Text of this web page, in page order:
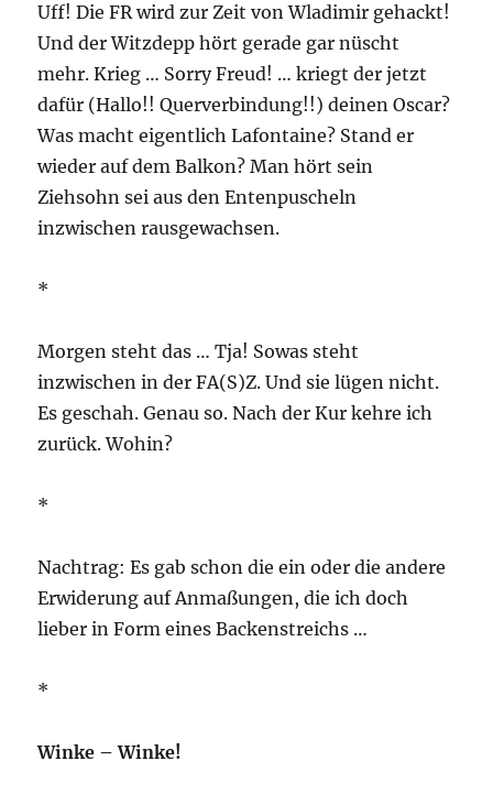
Uff! Die FR wird zur Zeit von Wladimir gehackt!
Und der Witzdepp hört gerade gar nüscht
mehr. Krieg … Sorry Freud! … kriegt der jetzt
dafür (Hallo!! Querverbindung!!) deinen Oscar?
Was macht eigentlich Lafontaine? Stand er
wieder auf dem Balkon? Man hört sein
Ziehsohn sei aus den Entenpuscheln
inzwischen rausgewachsen.
*
Morgen steht das … Tja! Sowas steht
inzwischen in der FA(S)Z. Und sie lügen nicht.
Es geschah. Genau so. Nach der Kur kehre ich
zurück. Wohin?
*
Nachtrag: Es gab schon die ein oder die andere
Erwiderung auf Anmaßungen, die ich doch
lieber in Form eines Backenstreichs …
*
Winke – Winke!